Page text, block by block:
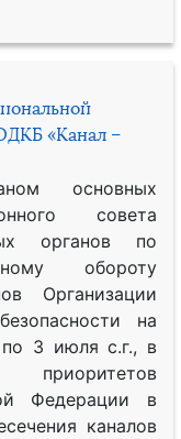
«Канал –
основных
совета
органов по
обороту
Организации
на
3 июля с.г., в
Федерации в
каналов